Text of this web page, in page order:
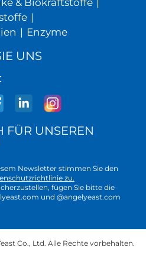
& Biokraftstoffe |
|
| Enzyme
UNS
FÜR UNSEREN
Newsletter stimmen Sie den
zu.
fügen Sie bitte die
und @angelyeast.com
Co., Ltd. Alle Rechte vorbehalten.